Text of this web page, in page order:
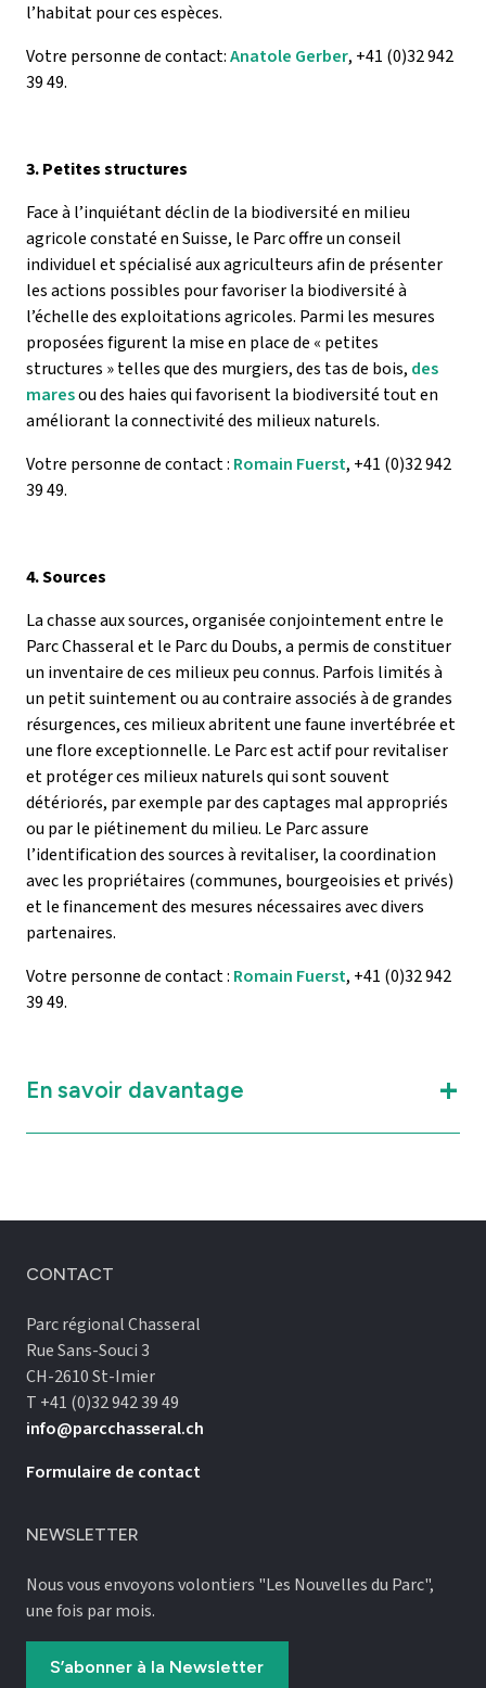
l’habitat pour ces espèces.
Votre personne de contact:Anatole Gerber, +41 (0)32 942
39 49.
3. Petites structures
Face à l’inquiétant déclin de la biodiversité en milieu
agricole constaté en Suisse, le Parc offre un conseil
individuel et spécialisé aux agriculteurs afin de présenter
les actions possibles pour favoriser la biodiversité à
l’échelle des exploitations agricoles. Parmi les mesures
proposées figurent la mise en place de « petites
structures » telles que des murgiers, des tas de bois, des
maresou des haies qui favorisent la biodiversité tout en
améliorant la connectivité des milieux naturels.
Votre personne de contact : Romain Fuerst, +41 (0)32 942
39 49.
4. Sources
La chasse aux sources, organisée conjointement entre le
Parc Chasseral et le Parc du Doubs, a permis de constituer
un inventaire de ces milieux peu connus. Parfois limités à
un petit suintement ou au contraire associés à de grandes
résurgences, ces milieux abritent une faune invertébrée et
une flore exceptionnelle. Le Parc est actif pour revitaliser
et protéger ces milieux naturels qui sont souvent
détériorés, par exemple par des captages mal appropriés
ou par le piétinement du milieu. Le Parc assure
l’identification des sources à revitaliser, la coordination
avec les propriétaires (communes, bourgeoisies et privés)
et le financement des mesures nécessaires avec divers
partenaires.
Votre personne de contact : Romain Fuerst, +41 (0)32 942
39 49.
En savoir davantage
CONTACT
Parc régional Chasseral
Rue Sans-Souci 3
CH-2610 St-Imier
T +41 (0)32 942 39 49
info@parcchasseral.ch
Formulaire de contact
NEWSLETTER
Nous vous envoyons volontiers "Les Nouvelles du Parc",
une fois par mois.
S’abonner à la Newsletter